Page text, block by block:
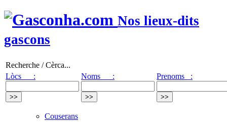
Nos lieux-dits
gascons
Recherche / Cèrca...
Lòcs :
Noms : Prenoms :
Couserans